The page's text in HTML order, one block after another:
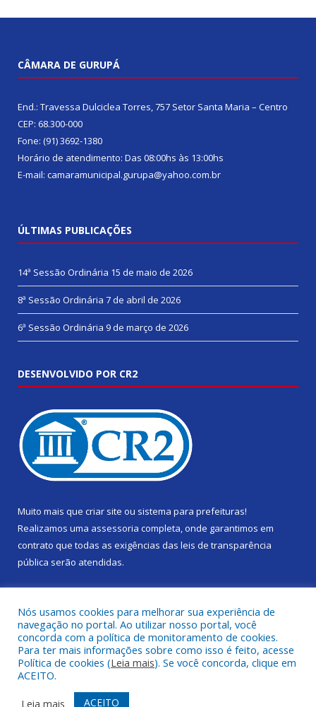
CÂMARA DE GURUPÁ
End.: Travessa Dulciclea Torres, 757 Setor Santa Maria – Centro
CEP: 68.300-000
Fone: (91) 3692-1380
Horário de atendimento: Das 08:00hs às 13:00hs
E-mail: camaramunicipal.gurupa@yahoo.com.br
ÚLTIMAS PUBLICAÇÕES
14ª Sessão Ordinária 15 de maio de 2026
8ª Sessão Ordinária 7 de abril de 2026
6ª Sessão Ordinária 9 de março de 2026
DESENVOLVIDO POR CR2
Muito mais que criar site ou sistema para prefeituras!
Realizamos uma assessoria completa, onde garantimos em
contrato que todas as exigências das leis de transparência
pública serão atendidas.
Todos os direitos reservados a Câmara Municipal de Gurupá.
Mapa do Site Acessar Área Administrativa
Nós usamos cookies para melhorar sua experiência de
navegação no portal. Ao utilizar nosso portal, você
concorda com a política de monitoramento de cookies.
Para ter mais informações sobre como isso é feito, acesse
Política de cookies (Leia mais). Se você concorda, clique em
ACEITO.
Leia mais
ACEITO